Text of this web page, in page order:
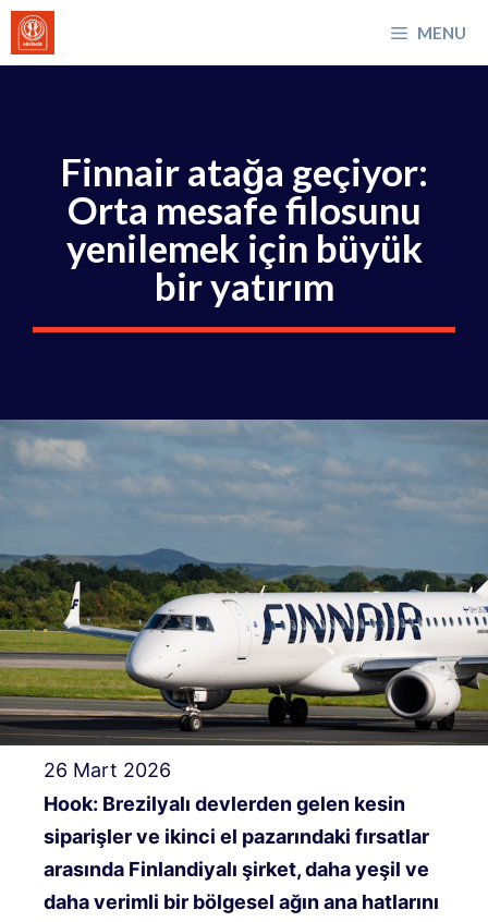
İçeriğe
atla
MENU
Finnair atağa geçiyor:
Orta mesafe filosunu
yenilemek için büyük
bir yatırım
26 Mart 2026
Hook: Brezilyalı devlerden gelen kesin
siparişler ve ikinci el pazarındaki fırsatlar
arasında Finlandiyalı şirket, daha yeşil ve
daha verimli bir bölgesel ağın ana hatlarını